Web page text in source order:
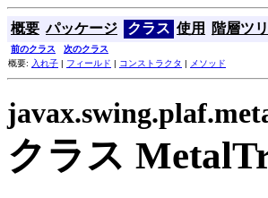
概要 パッケージ クラス 使用 階層ツ
前のクラス 次のクラス
概要: 入れ子 | フィールド | コンストラクタ | メソッド
クラス